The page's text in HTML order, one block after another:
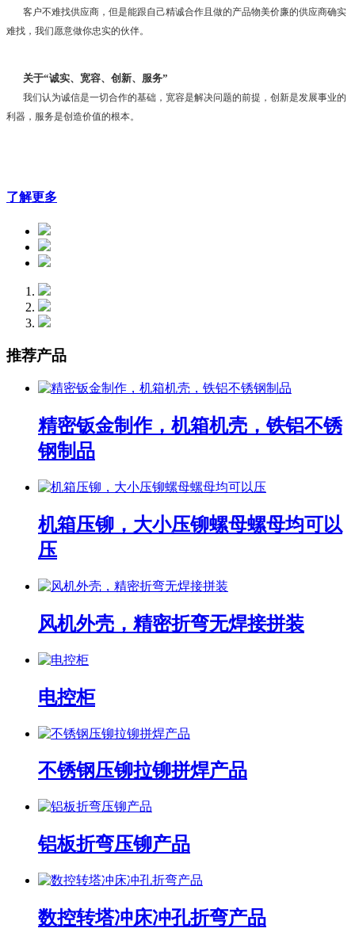
客户不难找供应商，但是能跟自己精诚合作且做的产品物美价廉的供应商确实
难找，我们愿意做你忠实的伙伴。
关于“诚实、宽容、创新、服务”
我们认为诚信是一切合作的基础，宽容是解决问题的前提，创新是发展事业的
利器，服务是创造价值的根本。
了解更多
推荐产品
精密钣金制作，机箱机壳，铁铝不锈
钢制品
机箱压铆，大小压铆螺母螺母均可以
压
风机外壳，精密折弯无焊接拼装
电控柜
不锈钢压铆拉铆拼焊产品
铝板折弯压铆产品
数控转塔冲床冲孔折弯产品